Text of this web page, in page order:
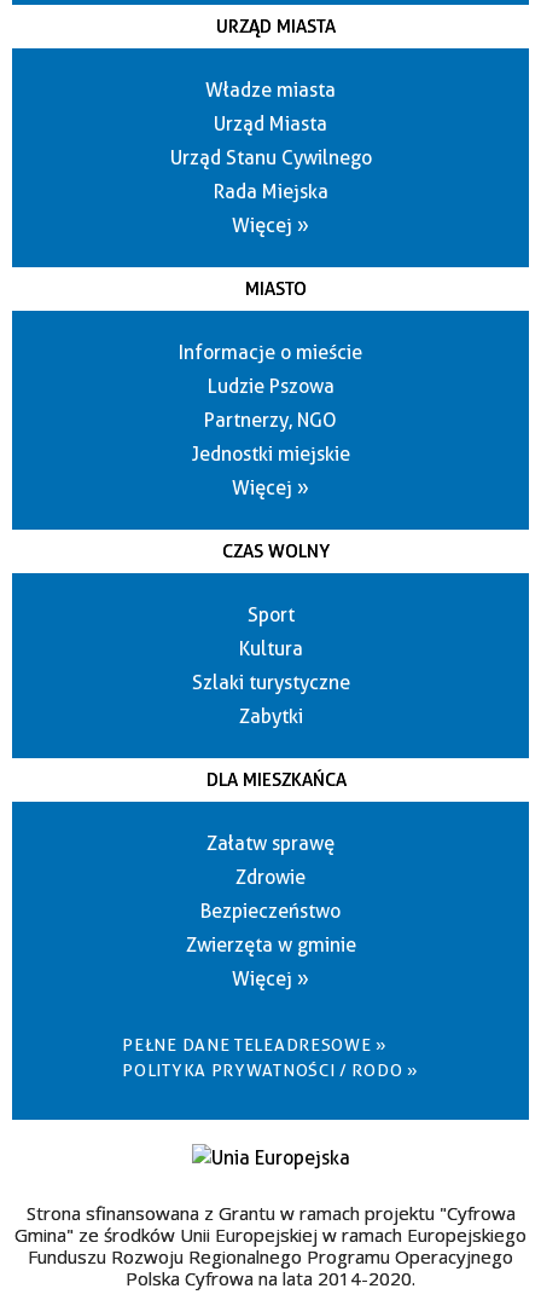
URZĄD MIASTA
Władze miasta
Urząd Miasta
Urząd Stanu Cywilnego
Rada Miejska
Więcej »
MIASTO
Informacje o mieście
Ludzie Pszowa
Partnerzy, NGO
Jednostki miejskie
Więcej »
CZAS WOLNY
Sport
Kultura
Szlaki turystyczne
Zabytki
DLA MIESZKAŃCA
Załatw sprawę
Zdrowie
Bezpieczeństwo
Zwierzęta w gminie
Więcej »
PEŁNE DANE TELEADRESOWE »
POLITYKA PRYWATNOŚCI / RODO »
Strona sfinansowana z Grantu w ramach projektu "Cyfrowa
Gmina" ze środków Unii Europejskiej w ramach Europejskiego
Funduszu Rozwoju Regionalnego Programu Operacyjnego
Polska Cyfrowa na lata 2014-2020.